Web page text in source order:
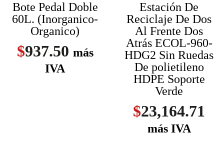
Bote Pedal Doble
60L. (Inorganico-
Organico)
$937.50 más
IVA
Estación De
Reciclaje De Dos
Al Frente Dos
Atrás ECOL-960-
HDG2 Sin Ruedas
De polietileno
HDPE Soporte
Verde
$23,164.71
más IVA